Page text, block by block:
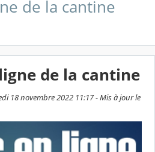
de la cantine
de la cantine
18 novembre 2022 11:17 - Mis à jour le